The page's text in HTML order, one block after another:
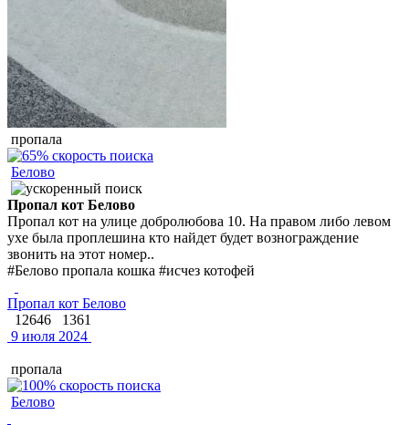
пропала
Белово
Пропал кот Белово
Пропал кот на улице добролюбова 10. На правом либо левом
ухе была проплешина кто найдет будет вознограждение
звонить на этот номер..
#Белово пропала кошка #исчез котофей
Пропал кот Белово
12646
1361
9 июля 2024
пропала
Белово